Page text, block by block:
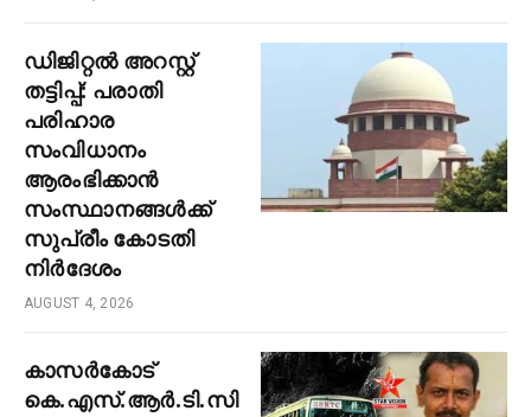
ഡിജിറ്റൽ അറസ്റ്റ്
തട്ടിപ്പ്: പരാതി
പരിഹാര
സംവിധാനം
ആരംഭിക്കാൻ
സംസ്ഥാനങ്ങൾക്ക്
സുപ്രീം കോടതി
നിർദേശം
AUGUST 4, 2026
കാസർകോട്
കെ.എസ്.ആർ.ടി.സി